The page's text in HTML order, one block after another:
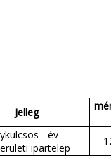
Jelleg
- év -
ipartelep